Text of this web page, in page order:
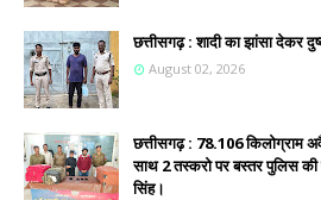
छत्तीसगढ़ : शादी का झांसा देकर
August 02, 2026
छत्तीसगढ़ : 78.106 किलोग्राम
साथ 2 तस्करो पर बस्तर पुलिस की
सिंह।